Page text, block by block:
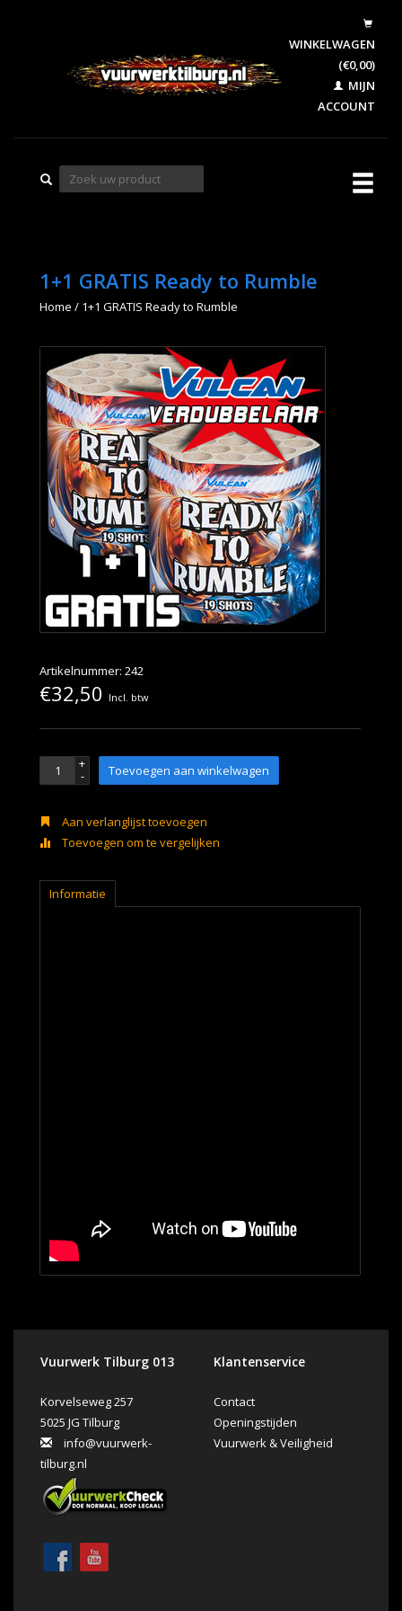
WINKELWAGEN
(€0,00)
MIJN
ACCOUNT
1+1 GRATIS Ready to Rumble
Home / 1+1 GRATIS Ready to Rumble
Artikelnummer: 242
€32,50 Incl. btw
+
- Toevoegen aan winkelwagen
Aan verlanglijst toevoegen
Toevoegen om te vergelijken
Informatie
Vuurwerk Tilburg 013
Korvelseweg 257
5025 JG Tilburg
info@vuurwerk-
tilburg.nl
Klantenservice
Contact
Openingstijden
Vuurwerk & Veiligheid